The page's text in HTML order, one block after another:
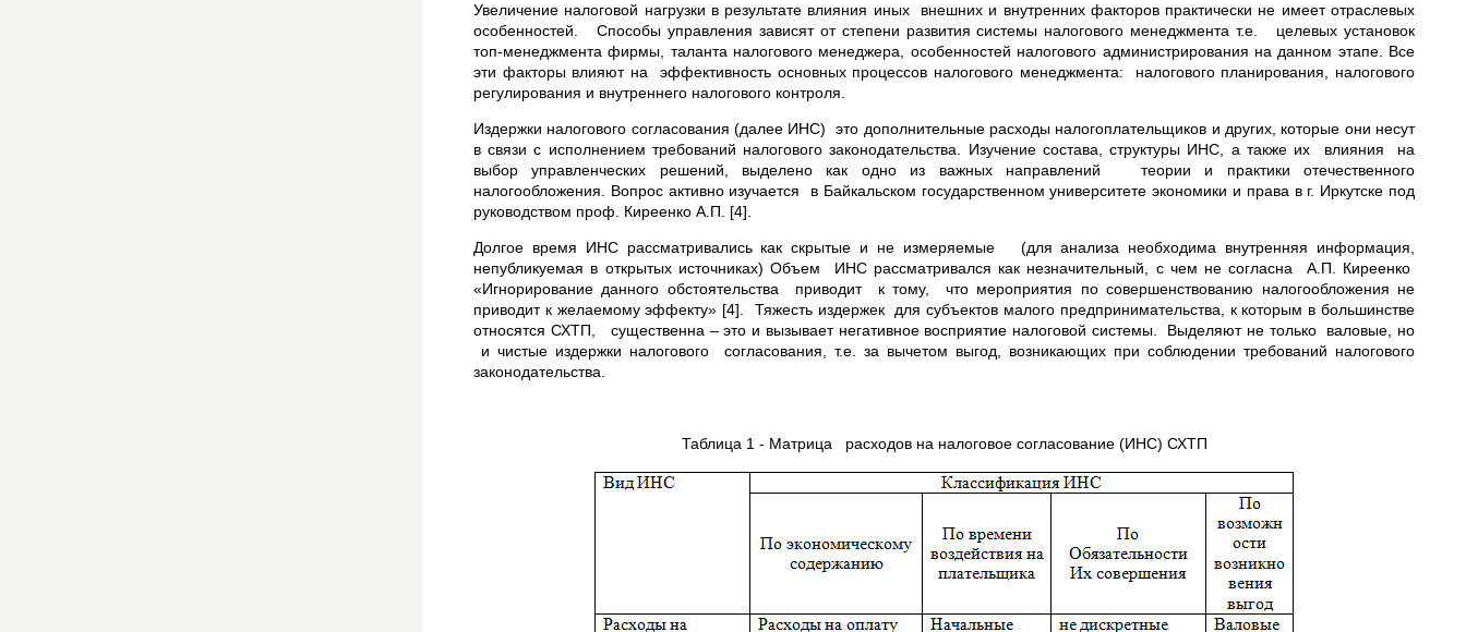
Увеличение налоговой нагрузки в результате влияния иных внешних и внутренних факторов практически не имеет отраслевых
особенностей. Способы управления зависят от степени развития системы налогового менеджмента т.е. целевых установок
топ-менеджмента фирмы, таланта налогового менеджера, особенностей налогового администрирования на данном этапе. Все
эти факторы влияют на эффективность основных процессов налогового менеджмента: налогового планирования, налогового
регулирования и внутреннего налогового контроля.
Издержки налогового согласования (далее ИНС) это дополнительные расходы налогоплательщиков и других, которые они несут
в связи с исполнением требований налогового законодательства. Изучение состава, структуры ИНС, а также их влияния на
выбор управленческих решений, выделено как одно из важных направлений теории и практики отечественного
налогообложения. Вопрос активно изучается в Байкальском государственном университете экономики и права в г. Иркутске под
руководством проф. Киреенко А.П. [4].
Долгое время ИНС рассматривались как скрытые и не измеряемые (для анализа необходима внутренняя информация,
непубликуемая в открытых источниках) Объем ИНС рассматривался как незначительный, с чем не согласна А.П. Киреенко
«Игнорирование данного обстоятельства приводит к тому, что мероприятия по совершенствованию налогообложения не
приводит к желаемому эффекту» [4]. Тяжесть издержек для субъектов малого предпринимательства, к которым в большинстве
относятся СХТП, существенна – это и вызывает негативное восприятие налоговой системы. Выделяют не только валовые, но
и чистые издержки налогового согласования, т.е. за вычетом выгод, возникающих при соблюдении требований налогового
законодательства.
Таблица 1 - Матрица расходов на налоговое согласование (ИНС) СХТП